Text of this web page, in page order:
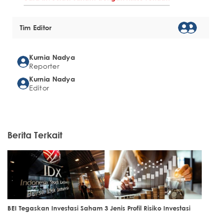
Tim Editor
Kurnia Nadya
Reporter
Kurnia Nadya
Editor
Berita Terkait
BEI Tegaskan Investasi Saham 3 Jenis Profil Risiko Investasi